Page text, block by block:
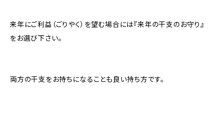
来年にご利益（ごりやく）を望む場合には『来年の干支のお守り』
をお選び下さい。
両方の干支をお持ちになることも良い持ち方です。